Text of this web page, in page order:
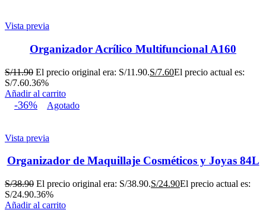
Vista previa
Organizador Acrílico Multifuncional A160
S/11.90 El precio original era: S/11.90.S/7.60El precio actual es:
S/7.60.36%
Añadir al carrito
-36% Agotado
Vista previa
Organizador de Maquillaje Cosméticos y Joyas 84L
S/38.90 El precio original era: S/38.90.S/24.90El precio actual es:
S/24.90.36%
Añadir al carrito